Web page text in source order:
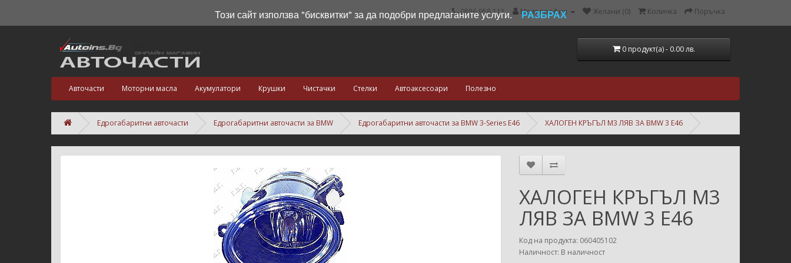
0886 958 111 Моят профил Желани (0) Количка Поръчка
0 продукт(а) - 0.00 лв.
Авточасти Моторни масла Акумулатори Крушки Чистачки Стелки Автоаксесоари Полезно
Едрогабаритни авточасти Едрогабаритни авточасти за BMW Едрогабаритни авточасти за BMW 3-Series E46 ХАЛОГЕН КРЪГЪЛ M3 ЛЯВ ЗА BMW 3 E46
ХАЛОГЕН КРЪГЪЛ M3
ЛЯВ ЗА BMW 3 E46
Код на продукта: 060405102
Наличност: В наличност
Този сайт използва "бисквитки" за да подобри предлаганите услуги. РАЗБРАХ